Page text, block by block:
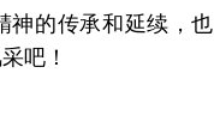
传承和延续，也
吧！